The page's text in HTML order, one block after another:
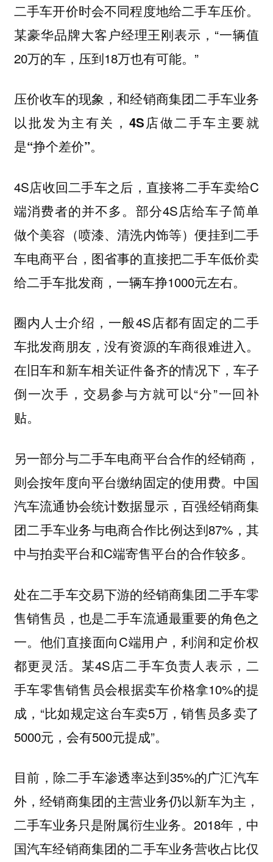
二手车开价时会不同程度地给二手车压价。
某豪华品牌大客户经理王刚表示，“一辆值
20万的车，压到18万也有可能。”
压价收车的现象，和经销商集团二手车业务
以批发为主有关，4S店做二手车主要就
是“挣个差价”。
4S店收回二手车之后，直接将二手车卖给C
端消费者的并不多。部分4S店给车子简单
做个美容（喷漆、清洗内饰等）便挂到二手
车电商平台，图省事的直接把二手车低价卖
给二手车批发商，一辆车挣1000元左右。
圈内人士介绍，一般4S店都有固定的二手
车批发商朋友，没有资源的车商很难进入。
在旧车和新车相关证件备齐的情况下，车子
倒一次手，交易参与方就可以“分”一回补
贴。
另一部分与二手车电商平台合作的经销商，
则会按年度向平台缴纳固定的使用费。中国
汽车流通协会统计数据显示，百强经销商集
团二手车业务与电商合作比例达到87%，其
中与拍卖平台和C端寄售平台的合作较多。
处在二手车交易下游的经销商集团二手车零
售销售员，也是二手车流通最重要的角色之
一。他们直接面向C端用户，利润和定价权
都更灵活。某4S店二手车负责人表示，二
手车零售销售员会根据卖车价格拿10%的提
成，“比如规定这台车卖5万，销售员多卖了
5000元，会有500元提成”。
目前，除二手车渗透率达到35%的广汇汽车
外，经销商集团的主营业务仍以新车为主，
二手车业务只是附属衍生业务。2018年，中
国汽车经销商集团的二手车业务营收占比仅